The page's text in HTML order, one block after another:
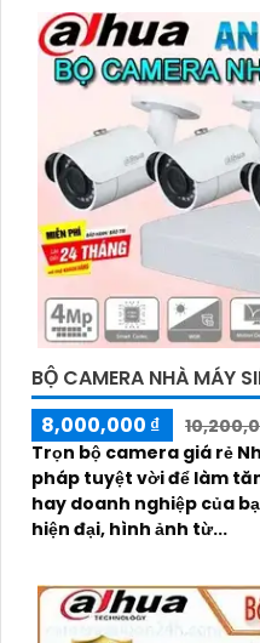
BỘ CAMERA NHÀ MÁY
8,000,000 ₫
Trọn bộ camera giá rẻ
pháp tuyệt vời để làm
hay doanh nghiệp của bạn. r>Với công nghệ IP
hiện đại, hình ảnh từ...